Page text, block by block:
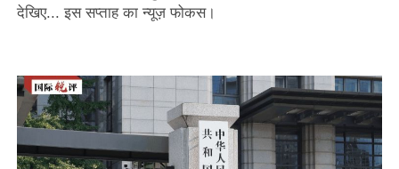
देखिए... इस सप्ताह का न्यूज़ फोकस।